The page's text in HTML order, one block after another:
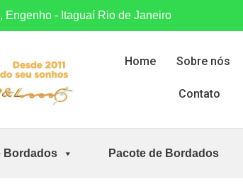
Engenho - Itaguaí Rio de Janeiro
Home Sobre nós
Contato
Bordados Pacote de Bordados